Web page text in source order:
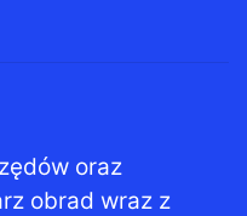
oraz
obrad wraz z